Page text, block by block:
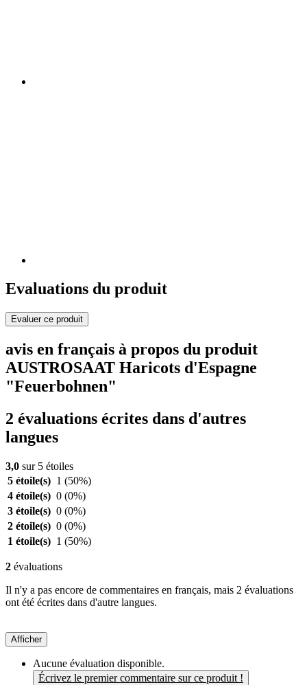
Evaluations du produit
Evaluer ce produit
avis en français à propos du produit
AUSTROSAAT Haricots d'Espagne
"Feuerbohnen"
2 évaluations écrites dans d'autres
langues
3,0 sur 5 étoiles
5 étoile(s) 1 (50%)
4 étoile(s) 0 (0%)
3 étoile(s) 0 (0%)
2 étoile(s) 0 (0%)
1 étoile(s) 1 (50%)
2 évaluations
Il n'y a pas encore de commentaires en français, mais 2 évaluations
ont été écrites dans d'autre langues.
Afficher
Aucune évaluation disponible.
Écrivez le premier commentaire sur ce produit !